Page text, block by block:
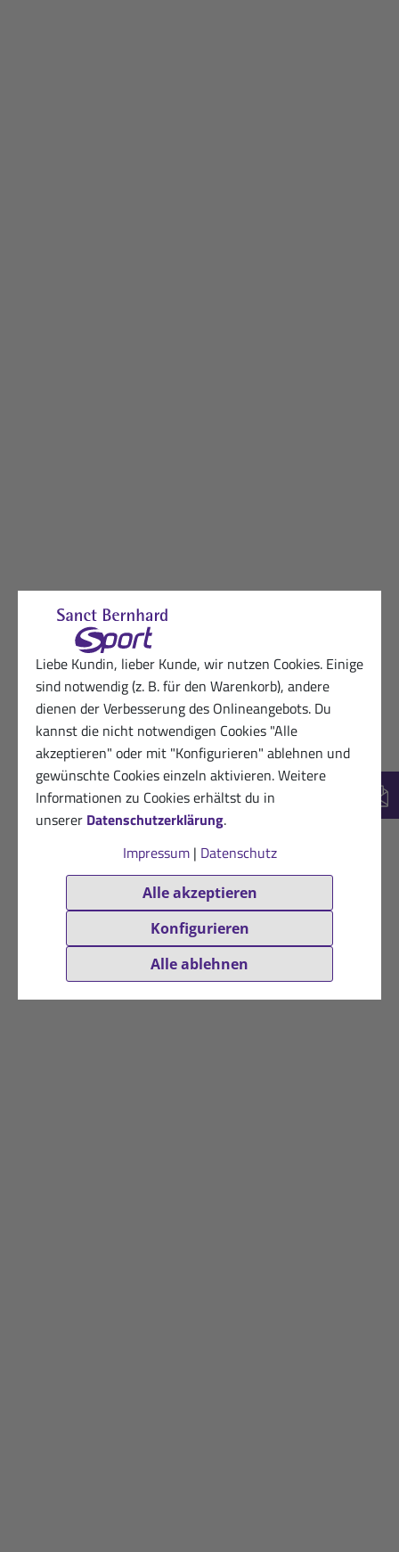
Liebe Kundin, lieber Kunde, wir nutzen Cookies. Einige
sind notwendig (z. B. für den Warenkorb), andere
dienen der Verbesserung des Onlineangebots. Du
kannst die nicht notwendigen Cookies "Alle
akzeptieren" oder mit "Konfigurieren" ablehnen und
gewünschte Cookies einzeln aktivieren. Weitere
Informationen zu Cookies erhältst du in
unserer Datenschutzerklärung.
Impressum| Datenschutz
Alle akzeptieren
Konfigurieren
Alle ablehnen